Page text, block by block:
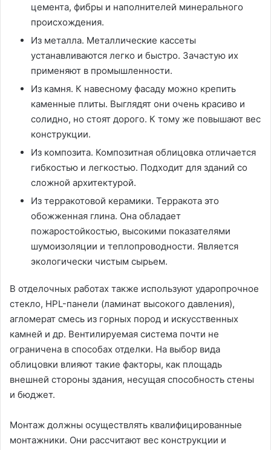
цемента, фибры и наполнителей минерального
происхождения.
Из металла. Металлические кассеты
устанавливаются легко и быстро. Зачастую их
применяют в промышленности.
Из камня. К навесному фасаду можно крепить
каменные плиты. Выглядят они очень красиво и
солидно, но стоят дорого. К тому же повышают вес
конструкции.
Из композита. Композитная облицовка отличается
гибкостью и легкостью. Подходит для зданий со
сложной архитектурой.
Из терракотовой керамики. Терракота это
обожженная глина. Она обладает
пожаростойкостью, высокими показателями
шумоизоляции и теплопроводности. Является
экологически чистым сырьем.
В отделочных работах также используют ударопрочное
стекло, HPL-панели (ламинат высокого давления),
агломерат смесь из горных пород и искусственных
камней и др. Вентилируемая система почти не
ограничена в способах отделки. На выбор вида
облицовки влияют такие факторы, как площадь
внешней стороны здания, несущая способность стены
и бюджет.
Монтаж должны осуществлять квалифицированные
монтажники. Они рассчитают вес конструкции и